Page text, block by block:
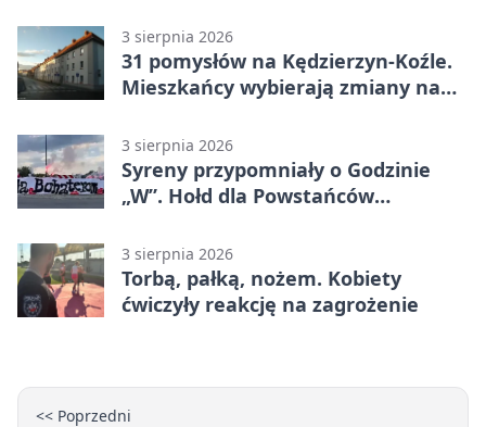
3 sierpnia 2026
31 pomysłów na Kędzierzyn-Koźle.
Mieszkańcy wybierają zmiany na
3 sierpnia 2026
Syreny przypomniały o Godzinie
„W”. Hołd dla Powstańców
3 sierpnia 2026
Torbą, pałką, nożem. Kobiety
ćwiczyły reakcję na zagrożenie
<< Poprzedni